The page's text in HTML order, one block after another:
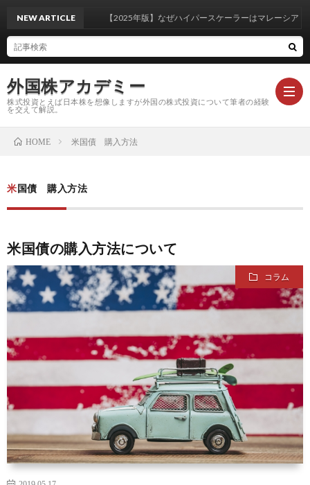
外国株アカデミー
株式投資とえば日本株を想像しますが外国の株式投資について筆者の経験
を交えて解説。
識
い
ム
イ
ト
マ
ッ
NEW ARTICLE 【2025年版】なぜハイパースケーラーはマレーシア・ジ
HOME 米国債 購入方法
米国債 購入方法
米国債の購入方法について
コラム
2019.05.17